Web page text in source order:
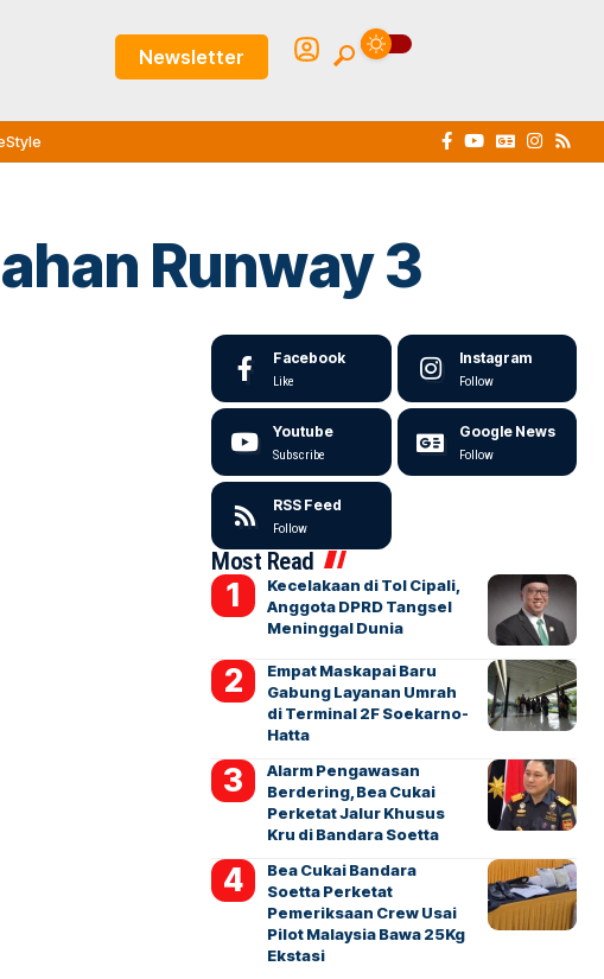
Newsletter
Runway 3
Facebook
Like
Instagram
Follow
Youtube
Subscribe
Google News
Follow
RSS Feed
Follow
Most Read
Kecelakaan di Tol Cipali,
Anggota DPRD Tangsel
Meninggal Dunia
Empat Maskapai Baru
Gabung Layanan Umrah
di Terminal 2F Soekarno-
Hatta
Alarm Pengawasan
Berdering, Bea Cukai
Perketat Jalur Khusus
Kru di Bandara Soetta
Bea Cukai Bandara
Soetta Perketat
Pemeriksaan Crew Usai
Pilot Malaysia Bawa 25Kg
Ekstasi